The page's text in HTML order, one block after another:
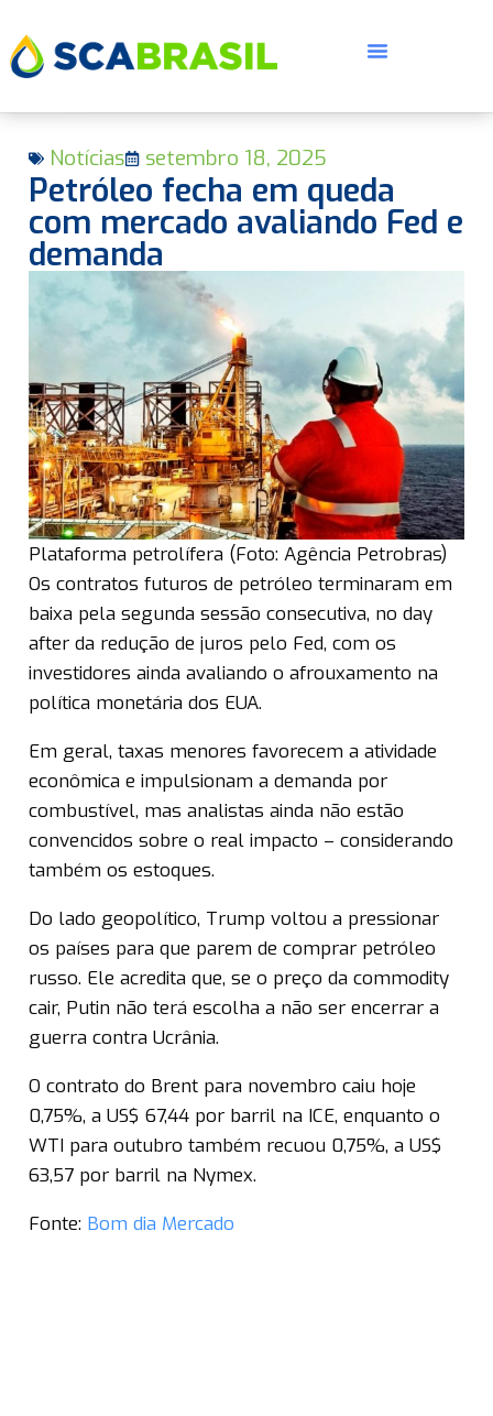
Notícias setembro 18, 2025
Petróleo fecha em queda
com mercado avaliando Fed e
demanda
Plataforma petrolífera (Foto: Agência Petrobras)
Os contratos futuros de petróleo terminaram em
baixa pela segunda sessão consecutiva, no day
after da redução de juros pelo Fed, com os
investidores ainda avaliando o afrouxamento na
política monetária dos EUA.
Em geral, taxas menores favorecem a atividade
econômica e impulsionam a demanda por
combustível, mas analistas ainda não estão
convencidos sobre o real impacto – considerando
também os estoques.
Do lado geopolítico, Trump voltou a pressionar
os países para que parem de comprar petróleo
russo. Ele acredita que, se o preço da commodity
cair, Putin não terá escolha a não ser encerrar a
guerra contra Ucrânia.
O contrato do Brent para novembro caiu hoje
0,75%, a US$ 67,44 por barril na ICE, enquanto o
WTI para outubro também recuou 0,75%, a US$
63,57 por barril na Nymex.
Fonte: Bom dia Mercado